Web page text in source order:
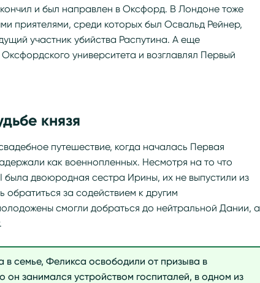
и был направлен в Оксфорд. В Лондоне тоже
приятелями, среди которых был Освальд Рейнер,
участник убийства Распутина. А еще
университета и возглавлял Первый
князя
путешествие, когда началась Первая
как военнопленных. Несмотря на то что
была двоюродная сестра Ирины, их не выпустили из
за содействием к другим
смогли добраться до нейтральной Дании, а
в семье, Феликса освободили от призыва в
занимался устройством госпиталей, в одном из